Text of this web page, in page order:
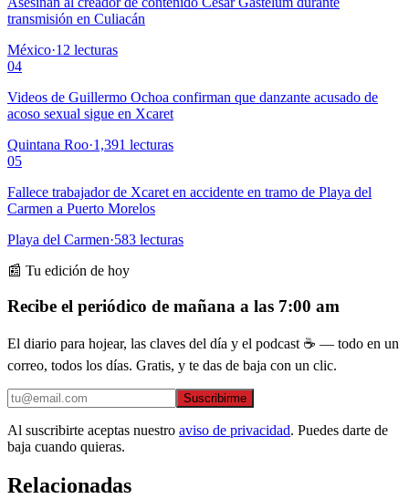
transmisión en Culiacán
México·12 lecturas
04
Videos de Guillermo Ochoa confirman que danzante acusado de
acoso sexual sigue en Xcaret
Quintana Roo·1,391 lecturas
05
Fallece trabajador de Xcaret en accidente en tramo de Playa del
Carmen a Puerto Morelos
Playa del Carmen·583 lecturas
📰 Tu edición de hoy
Recibe el periódico de mañana a las 7:00 am
El diario para hojear, las claves del día y el podcast ☕ — todo en un
correo, todos los días. Gratis, y te das de baja con un clic.
Suscribirme
Al suscribirte aceptas nuestro aviso de privacidad. Puedes darte de
baja cuando quieras.
Relacionadas